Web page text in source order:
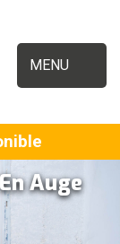
MENU
Auge